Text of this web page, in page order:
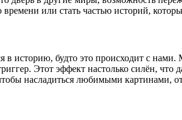
времени или стать частью историй,
историю, будто это происходит с
Этот эффект настолько силён,
насладиться любимыми картинами,